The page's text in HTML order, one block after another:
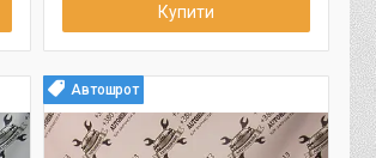
Купити
Автошрот